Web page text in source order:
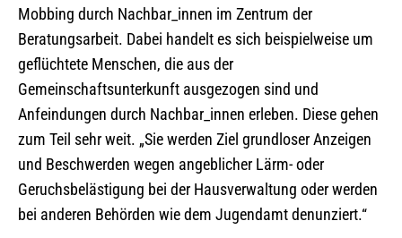
Mobbing durch Nachbar_innen im Zentrum der
Beratungsarbeit. Dabei handelt es sich beispielweise um
geflüchtete Menschen, die aus der
Gemeinschaftsunterkunft ausgezogen sind und
Anfeindungen durch Nachbar_innen erleben. Diese gehen
zum Teil sehr weit. „Sie werden Ziel grundloser Anzeigen
und Beschwerden wegen angeblicher Lärm- oder
Geruchsbelästigung bei der Hausverwaltung oder werden
bei anderen Behörden wie dem Jugendamt denunziert.“